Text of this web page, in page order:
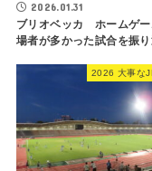
2026.01.31
ブリオベッカ ホームゲー
場者が多かった試合を振り
2026 大事な